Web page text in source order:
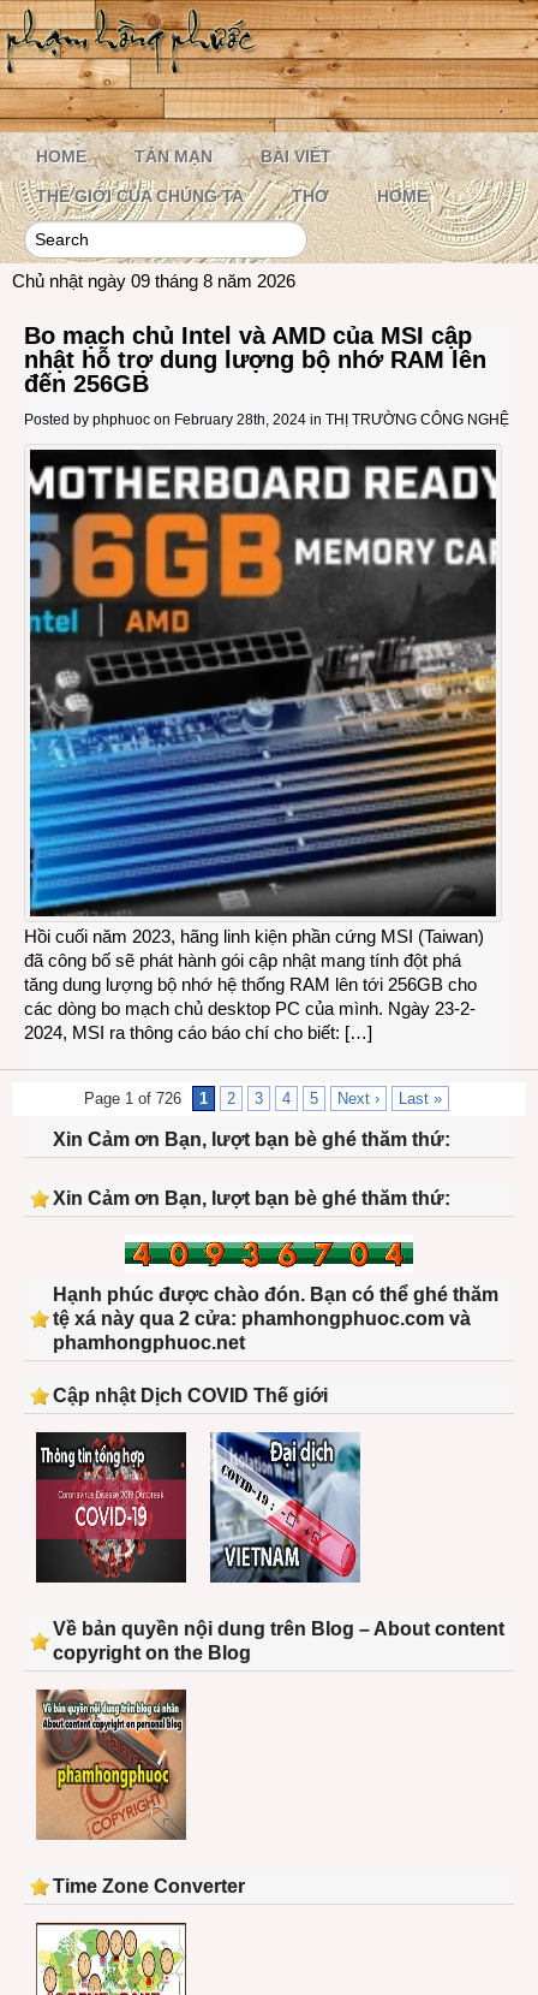
HOME TẢN MẠN BÀI VIẾT
THẾ GIỚI CỦA CHÚNG TA THƠ HOME
Chủ nhật ngày 09 tháng 8 năm 2026
Bo mạch chủ Intel và AMD của MSI cập
nhật hỗ trợ dung lượng bộ nhớ RAM lên
đến 256GB
Posted by phphuoc on February 28th, 2024 in THỊ TRƯỜNG CÔNG NGHỆ
Hồi cuối năm 2023, hãng linh kiện phần cứng MSI (Taiwan)
đã công bố sẽ phát hành gói cập nhật mang tính đột phá
tăng dung lượng bộ nhớ hệ thống RAM lên tới 256GB cho
các dòng bo mạch chủ desktop PC của mình. Ngày 23-2-
2024, MSI ra thông cáo báo chí cho biết: […]
Page 1 of 726 1 2 3 4 5 Next › Last »
Xin Cảm ơn Bạn, lượt bạn bè ghé thăm thứ:
Xin Cảm ơn Bạn, lượt bạn bè ghé thăm thứ:
Hạnh phúc được chào đón. Bạn có thể ghé thăm
tệ xá này qua 2 cửa: phamhongphuoc.com và
phamhongphuoc.net
Cập nhật Dịch COVID Thế giới
Về bản quyền nội dung trên Blog – About content
copyright on the Blog
Time Zone Converter